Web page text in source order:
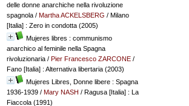
delle donne anarchiche nella rivoluzione
spagnola/ Martha ACKELSBERG / Milano
[Italia] : Zero in condotta (2005)
Mujeres libres : communismo
anarchico al feminile nella Spagna
rivoluzionaria/ Pier Francesco ZARCONE/
Fano [Italia] : Alternativa libertaria (2003)
Mujeres Libres, Donne libere : Spagna
1936-1939/ Mary NASH / Ragusa [Italia] : La
Fiaccola (1991)